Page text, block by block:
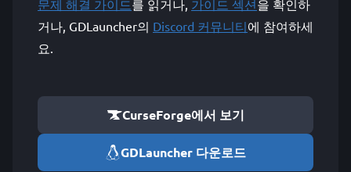
문제 해결 가이드를 읽거나, 가이드 섹션을 확인하
거나, GDLauncher의 Discord 커뮤니티에 참여하세
요.
CurseForge에서 보기
GDLauncher 다운로드